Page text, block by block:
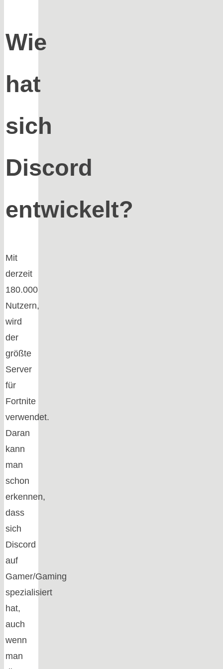
Wie
hat
sich
Discord
entwickelt?
Mit
derzeit
180.000
Nutzern,
wird
der
größte
Server
für
Fortnite
verwendet.
Daran
kann
man
schon
erkennen,
dass
sich
Discord
auf
Gamer/Gaming
spezialisiert
hat,
auch
wenn
man